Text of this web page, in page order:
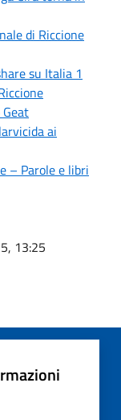
di Riccione
su Italia 1
ai
– Parole e libri
13:25